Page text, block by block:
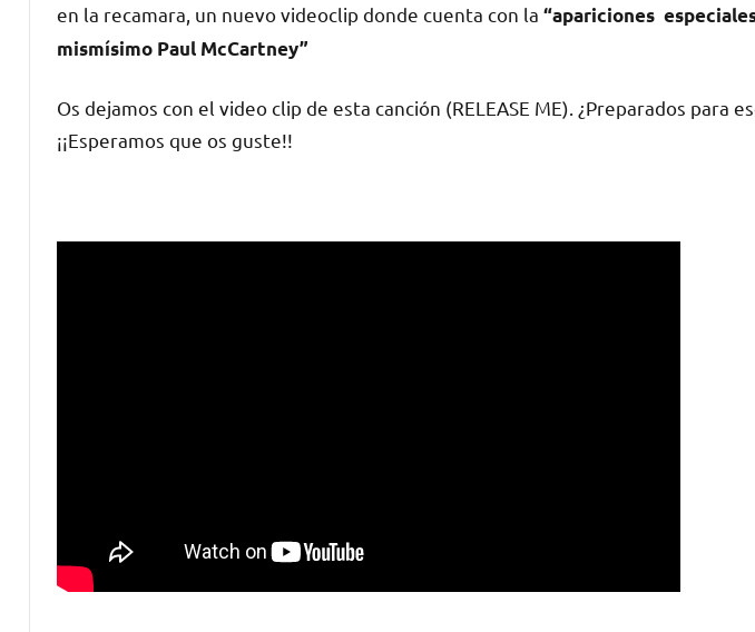
en la recamara, un nuevo videoclip donde cuenta con la “apariciones
mismísimo Paul McCartney”
Os dejamos con el video clip de esta canción (RELEASE ME). ¿Preparados para
¡¡Esperamos que os guste!!